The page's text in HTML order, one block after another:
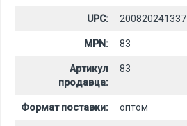
UPC: 200820241337
MPN: 83
Артикул
продавца:
83
Формат поставки: оптом